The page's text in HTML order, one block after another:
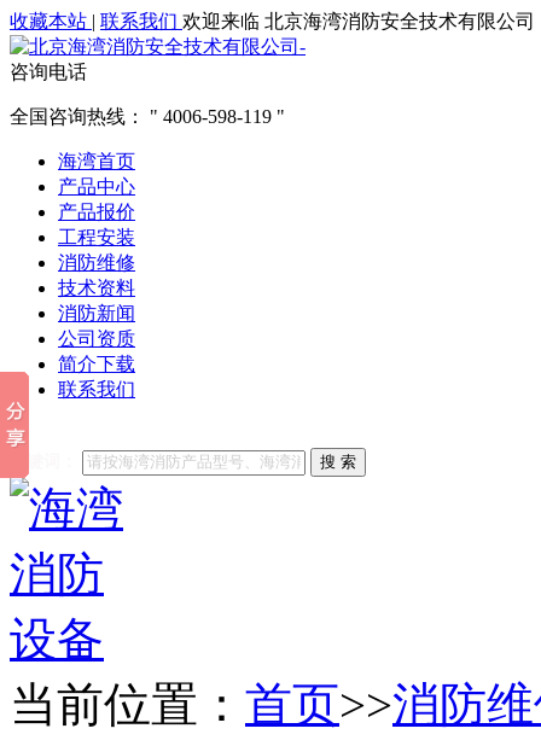
收藏本站 | 联系我们 欢迎来临 北京海湾消防安全技术有限公司
咨询电话
全国咨询热线： 4006-598-119
海湾首页
产品中心
产品报价
工程安装
消防维修
技术资料
消防新闻
公司资质
简介下载
联系我们
他们都在搜索:
搜 索
当前位置： 首页>>消防